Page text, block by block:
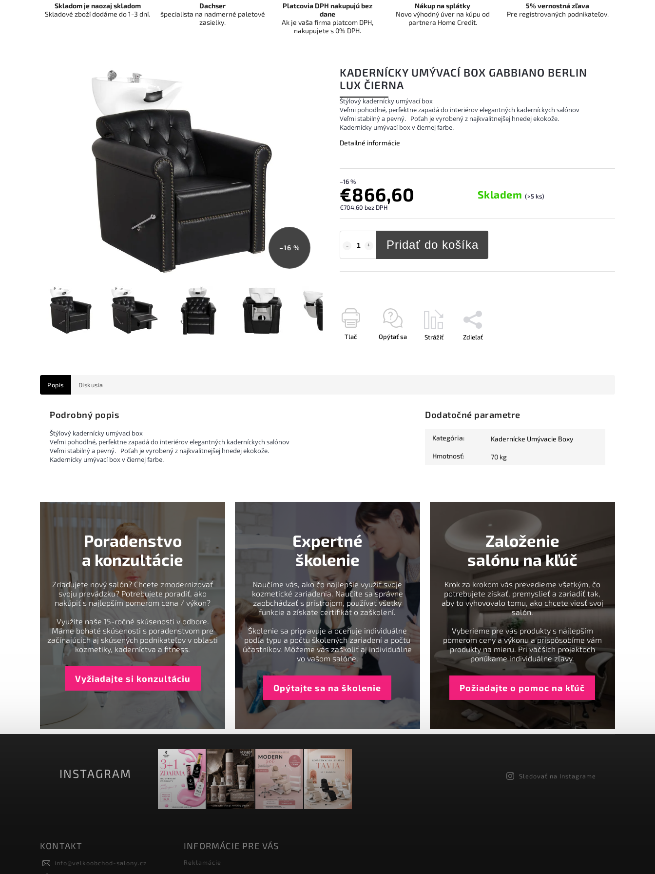
–16 %
KADERNÍCKY UMÝVACÍ BOX GABBIANO BERLIN
LUX ČIERNA
–16 %
€866,60
€704,60 bez DPH
Skladem (>5 ks)
Pridať do košíka
Štýlový kadernícky umývací box
Veľmi pohodlné, perfektne zapadá do interiérov elegantných kaderníckych salónov
Veľmi stabilný a pevný. Poťah je vyrobený z najkvalitnejšej hnedej ekokože.
Kadernícky umývací box v čiernej farbe.
Detailné informácie
Tlač Opýtať sa Strážiť Zdieľať
Skladom je naozaj skladom
Skladové zboží dodáme do 1-3 dní.
Dachser
špecialista na nadmerné paletové
zasielky.
Platcovia DPH nakupujú bez
dane
Ak je vaša firma platcom DPH,
nakupujete s 0% DPH.
Nákup na splátky
Novo výhodný úver na kúpu od
partnera Home Credit.
5% vernostná zľava
Pre registrovaných podnikateľov.
Popis Diskusia
Podrobný popis
Štýlový kadernícky umývací box
Veľmi pohodlné, perfektne zapadá do interiérov elegantných kaderníckych salónov
Veľmi stabilný a pevný. Poťah je vyrobený z najkvalitnejšej hnedej ekokože.
Kadernícky umývací box v čiernej farbe.
Dodatočné parametre
Kategória: Kadernícke Umývacie Boxy
Hmotnosť: 70 kg
Poradenstvo
a konzultácie
Zriaďujete nový salón? Chcete zmodernizovať
svoju prevádzku? Potrebujete poradiť, ako
nakúpiť s najlepším pomerom cena / výkon?
Využite naše 15-ročné skúsenosti v odbore.
Máme bohaté skúsenosti s poradenstvom pre
začínajúcich aj skúsených podnikateľov v oblasti
kozmetiky, kaderníctva a fitness.
Vyžiadajte si konzultáciu
Expertné
školenie
Naučíme vás, ako čo najlepšie využiť svoje
kozmetické zariadenia. Naučíte sa správne
zaobchádzať s prístrojom, používať všetky
funkcie a získate certifikát o zaškolení.
Školenie sa pripravuje a oceňuje individuálne
podľa typu a počtu školených zariadení a počtu
účastníkov. Môžeme vás zaškoliť aj individuálne
vo vašom salóne.
Opýtajte sa na školenie
Založenie
salónu na kľúč
Krok za krokom vás prevedieme všetkým, čo
potrebujete získať, premyslieť a zariadiť tak,
aby to vyhovovalo tomu, ako chcete viesť svoj
salón.
Vyberieme pre vás produkty s najlepším
pomerom ceny a výkonu a prispôsobíme vám
produkty na mieru. Pri väčších projektoch
ponúkame individuálne zľavy.
Požiadajte o pomoc na kľúč
INSTAGRAM Sledovať na Instagrame
KONTAKT
info@velkoobchod-salony.cz
INFORMÁCIE PRE VÁS
Reklamácie